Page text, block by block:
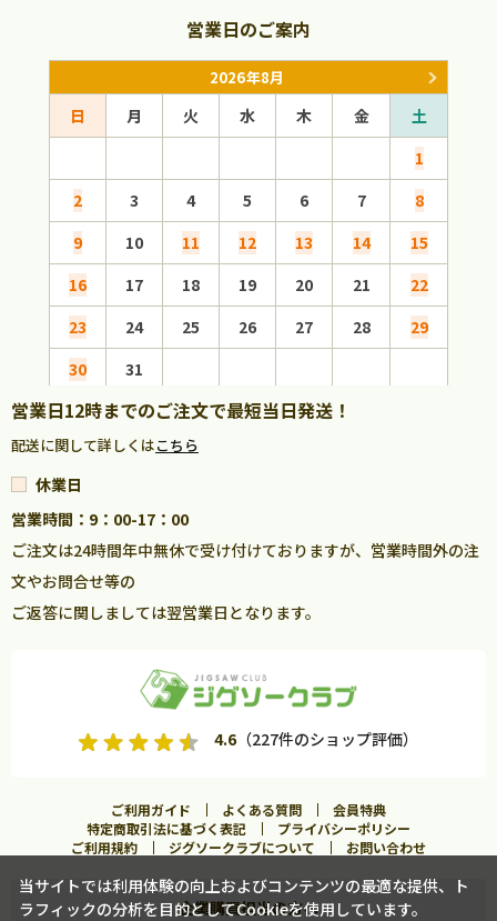
営業日のご案内
2026年8月
日 月 火 水 木 金
土
1
2
3 4 5 6 7
8
9
10 11 12 13 14
15
16
17 18 19 20 21
22
23
24 25 26 27 28
29
30
31
営業日12時までのご注文で最短当日発送！
配送に関して詳しくはこちら
休業日
営業時間：9：00-17：00
ご注文は24時間年中無休で受け付けておりますが、営業時間外の注
文やお問合せ等の
ご返答に関しましては翌営業日となります。
4.6（227件のショップ評価）
ご利用ガイド よくある質問
会員特典
特定商取引法に基づく表記
プライバシーポリシー
ご利用規約
ジグソークラブについて お問い合わせ
企業購買担当の方へ
当サイトでは利用体験の向上およびコンテンツの最適な提供、ト
ラフィックの分析を目的としてCookieを使用しています。